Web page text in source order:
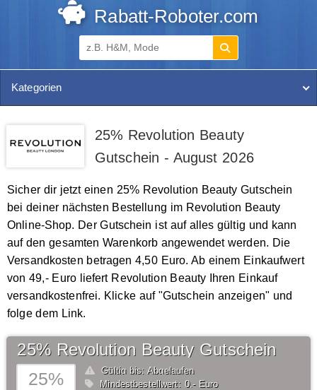
Rabatt-Roboter.com
Kategorien
25% Revolution Beauty
Gutschein - August 2026
Sicher dir jetzt einen 25% Revolution Beauty Gutschein
bei deiner nächsten Bestellung im Revolution Beauty
Online-Shop. Der Gutschein ist auf alles gültig und kann
auf den gesamten Warenkorb angewendet werden. Die
Versandkosten betragen 4,50 Euro. Ab einem Einkaufwert
von 49,- Euro liefert Revolution Beauty Ihren Einkauf
versandkostenfrei. Klicke auf "Gutschein anzeigen" und
folge dem Link.
25%
25% Revolution Beauty Gutschein
Gültig bis: Abgelaufen
Mindestbestellwert: 0,- Euro